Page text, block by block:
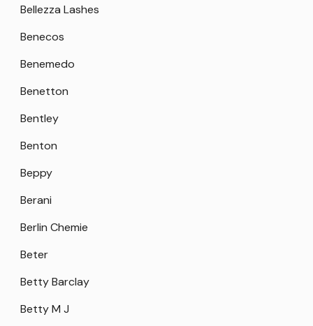
Bellezza Lashes
Benecos
Benemedo
Benetton
Bentley
Benton
Beppy
Berani
Berlin Chemie
Beter
Betty Barclay
Betty M J